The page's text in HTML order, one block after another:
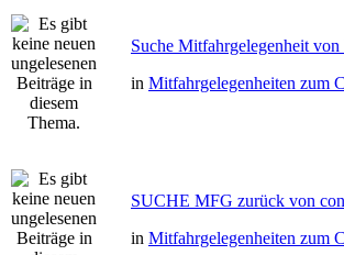
Suche Mitfahrgelegenheit
in Mitfahrgelegenheiten zum
SUCHE MFG zurück von
in Mitfahrgelegenheiten zum